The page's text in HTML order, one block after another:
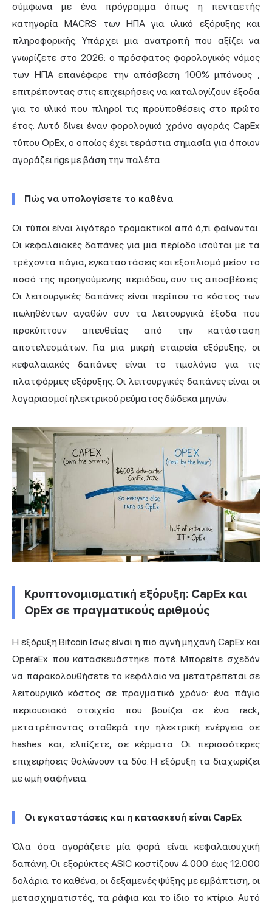
σύμφωνα με ένα πρόγραμμα όπως η πενταετής
κατηγορία MACRS των ΗΠΑ για υλικό εξόρυξης και
πληροφορικής. Υπάρχει μια ανατροπή που αξίζει να
γνωρίζετε στο 2026: ο πρόσφατος φορολογικός νόμος
των ΗΠΑεπανέφερε την απόσβεση 100% μπόνους ,
επιτρέποντας στις επιχειρήσεις να καταλογίζουν έξοδα
για το υλικό που πληροί τις προϋποθέσεις στο πρώτο
έτος. Αυτό δίνει έναν φορολογικό χρόνο αγοράς CapEx
τύπου OpEx, ο οποίος έχει τεράστια σημασία για όποιον
αγοράζει rigs με βάση την παλέτα.
Πώς να υπολογίσετε το καθένα
Οι τύποι είναι λιγότερο τρομακτικοί από ό,τι φαίνονται.
Οι κεφαλαιακές δαπάνες για μια περίοδο ισούται με τα
τρέχοντα πάγια, εγκαταστάσεις και εξοπλισμό μείον το
ποσό της προηγούμενης περιόδου, συν τις αποσβέσεις.
Οι λειτουργικές δαπάνες είναι περίπου το κόστος των
πωληθέντων αγαθών συν τα λειτουργικά έξοδα που
προκύπτουν απευθείας από την κατάσταση
αποτελεσμάτων. Για μια μικρή εταιρεία εξόρυξης, οι
κεφαλαιακές δαπάνες είναι το τιμολόγιο για τις
πλατφόρμες εξόρυξης. Οι λειτουργικές δαπάνες είναι οι
λογαριασμοί ηλεκτρικού ρεύματος δώδεκα μηνών.
Κρυπτονομισματική εξόρυξη: CapEx και
OpEx σε πραγματικούς αριθμούς
Η εξόρυξη Bitcoin ίσως είναι η πιο αγνή μηχανή CapEx και
OperaEx που κατασκευάστηκε ποτέ. Μπορείτε σχεδόν
να παρακολουθήσετε το κεφάλαιο να μετατρέπεται σε
λειτουργικό κόστος σε πραγματικό χρόνο: ένα πάγιο
περιουσιακό στοιχείο που βουίζει σε ένα rack,
μετατρέποντας σταθερά την ηλεκτρική ενέργεια σε
hashes και, ελπίζετε, σε κέρματα. Οι περισσότερες
επιχειρήσεις θολώνουν τα δύο. Η εξόρυξη τα διαχωρίζει
με ωμή σαφήνεια.
Οι εγκαταστάσεις και η κατασκευή είναι CapEx
Όλα όσα αγοράζετε μία φορά είναι κεφαλαιουχική
δαπάνη. Οι εξορύκτες ASIC κοστίζουν 4.000 έως 12.000
δολάρια το καθένα, οι δεξαμενές ψύξης με εμβάπτιση, οι
μετασχηματιστές, τα ράφια και το ίδιο το κτίριο. Αυτό